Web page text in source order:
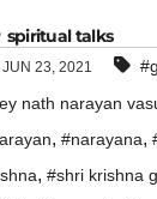
spiritual talks
JUN 23, 2021
nath narayan
, #narayana,
, #shri krishna